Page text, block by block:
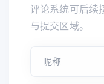
评论系统可后续
与提交区域。